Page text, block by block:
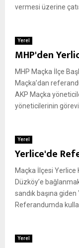
vermesi üzerine
Yerel
MHP'den
MHP Maçka İlçe
Maçka’dan
AKP Maçka
yöneticilerinin
Yerel
Yerlice'de
Maçka İlçesi Yerlice
Düzköy’e
sandık başına
Referandumda
Yerel